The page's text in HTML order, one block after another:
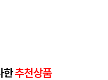
한추천상품